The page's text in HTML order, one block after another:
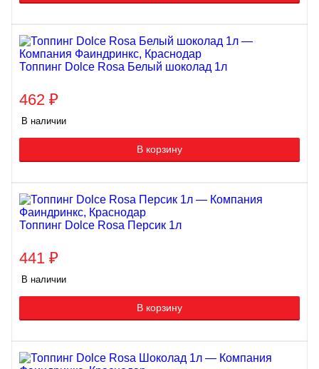
Топпинг Dolce Rosa Белый шоколад 1л
462 ₽
В наличии
В корзину
Топпинг Dolce Rosa Персик 1л
441 ₽
В наличии
В корзину